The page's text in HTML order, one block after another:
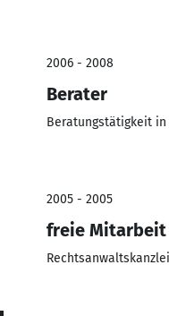
2006 - 2008
Berater
Beratungstätigkeit
2005 - 2005
freie Mitarbeit
Rechtsanwaltskanzlei